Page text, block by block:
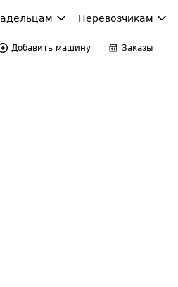
Перевозчикам
Добавить машину Заказы